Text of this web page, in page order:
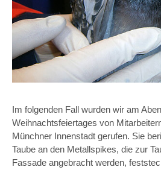
Im folgenden Fall wurden wir am
Weihnachtsfeiertages von
Münchner Innenstadt gerufen. Sie
Taube an den Metallspikes, die zur
Fassade angebracht werden,